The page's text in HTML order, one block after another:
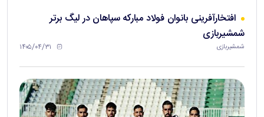
افتخارآفرینی بانوان فولاد مبارکه سپاهان در لیگ برتر
شمشیربازی
شمشیربازی ۱۴۰۵/۰۴/۳۱